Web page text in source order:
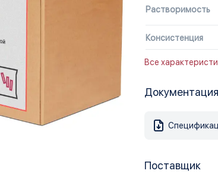
Растворимость
Консистенция
Все
Документация
Поставщик